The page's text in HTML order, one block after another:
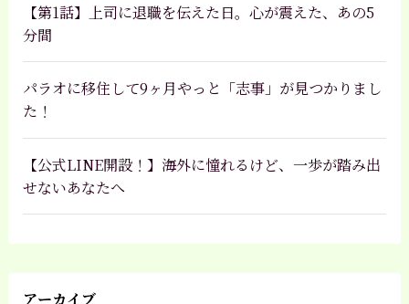
【第1話】上司に退職を伝えた日。心が震えた、あの5
分間
パラオに移住して9ヶ月やっと「志事」が見つかりまし
た！
【公式LINE開設！】海外に憧れるけど、一歩が踏み出
せないあなたへ
アーカイブ